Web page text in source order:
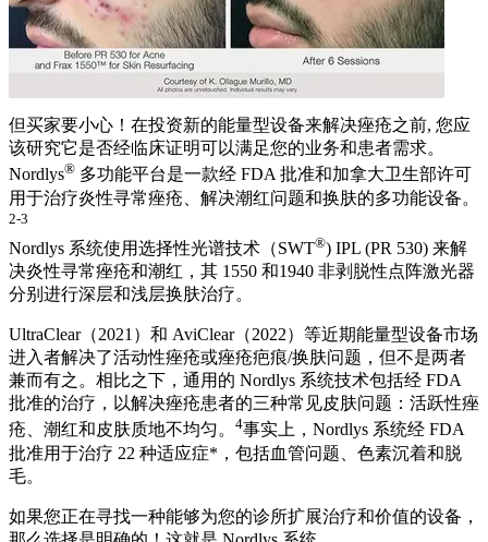
但买家要小心！在投资新的能量型设备来解决痤疮之前, 您应
该研究它是否经临床证明可以满足您的业务和患者需求。
Nordlys® 多功能平台是一款经 FDA 批准和加拿大卫生部许可
用于治疗炎性寻常痤疮、解决潮红问题和换肤的多功能设备。
2-3
Nordlys 系统使用选择性光谱技术（SWT®) IPL (PR 530) 来解
决炎性寻常痤疮和潮红，其 1550 和1940 非剥脱性点阵激光器
分别进行深层和浅层换肤治疗。
UltraClear（2021）和 AviClear（2022）等近期能量型设备市场
进入者解决了活动性痤疮或痤疮疤痕/换肤问题，但不是两者
兼而有之。相比之下，通用的 Nordlys 系统技术包括经 FDA
批准的治疗，以解决痤疮患者的三种常见皮肤问题：活跃性痤
疮、潮红和皮肤质地不均匀。 4事实上，Nordlys 系统经 FDA
批准用于治疗 22 种适应症*，包括血管问题、色素沉着和脱
毛。
如果您正在寻找一种能够为您的诊所扩展治疗和价值的设备，